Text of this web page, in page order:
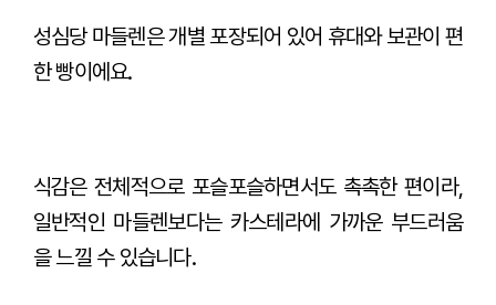
성심당 마들렌은 개별 포장되어 있어 휴대와 보관이 편
한 빵이에요.
식감은 전체적으로 포슬포슬하면서도 촉촉한 편이라,
일반적인 마들렌보다는 카스테라에 가까운 부드러움
을 느낄 수 있습니다.